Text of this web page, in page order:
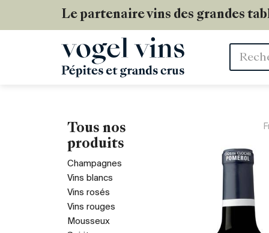
Le partenaire vins des grandes
Mots
Tous nos
produits
Champagnes
Vins blancs
Vins rosés
Vins rouges
Mousseux